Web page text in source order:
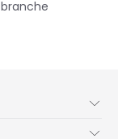
branche